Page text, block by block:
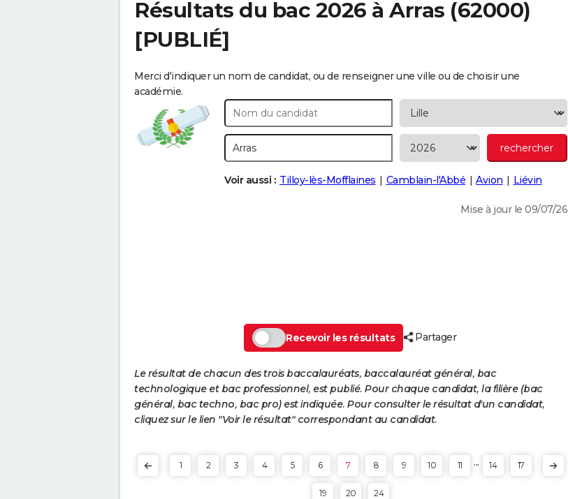
Résultats du bac 2026 à Arras (62000)
[PUBLIÉ]
Merci d'indiquer un nom de candidat, ou de renseigner une ville ou de choisir une
académie.
Voir aussi : Tilloy-lès-Mofflaines Camblain-l'Abbé Avion Liévin
Mise à jour le 09/07/26
Recevoir les résultats Partager
Le résultat de chacun des trois baccalauréats, baccalauréat général, bac
technologique et bac professionnel, est publié. Pour chaque candidat, la filière (bac
général, bac techno, bac pro) est indiquée. Pour consulter le résultat d'un candidat,
cliquez sur le lien "Voir le résultat" correspondant au candidat.
1 2 3 4 5 6 7 8 9 10 11 ... 14 17
19 20 24